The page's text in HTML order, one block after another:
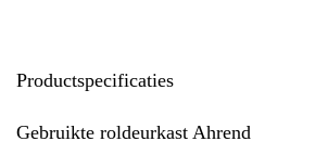
Productspecificaties
Gebruikte roldeurkast Ahrend